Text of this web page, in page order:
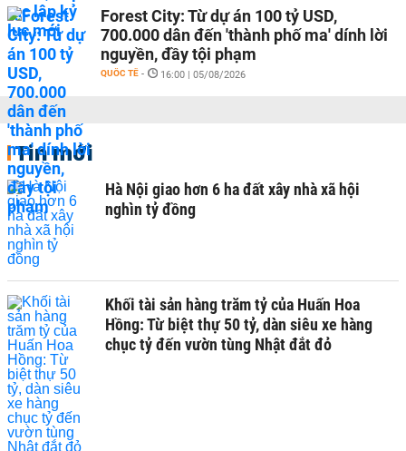
Forest City: Từ dự án 100 tỷ USD,
700.000 dân đến 'thành phố ma' dính lời
nguyền, đầy tội phạm
QUỐC TẾ - 16:00 | 05/08/2026
Tin mới
Hà Nội giao hơn 6 ha đất xây nhà xã hội
nghìn tỷ đồng
Khối tài sản hàng trăm tỷ của Huấn Hoa
Hồng: Từ biệt thự 50 tỷ, dàn siêu xe hàng
chục tỷ đến vườn tùng Nhật đắt đỏ